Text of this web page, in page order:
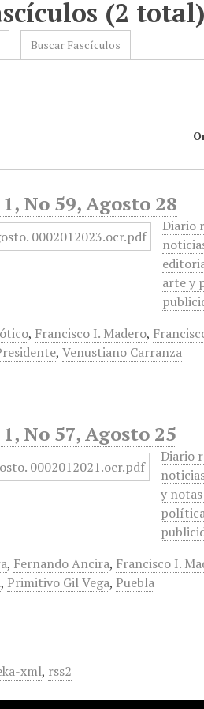
(2 total)
Buscar Fascículos
No 59, Agosto 28
Diario
arte y
, Francisco I. Madero,
,Venustiano Carranza
No 57, Agosto 25
Diario
y
, Fernando Ancira, Francisco I.
, Primitivo Gil Vega, Puebla
xml, rss2